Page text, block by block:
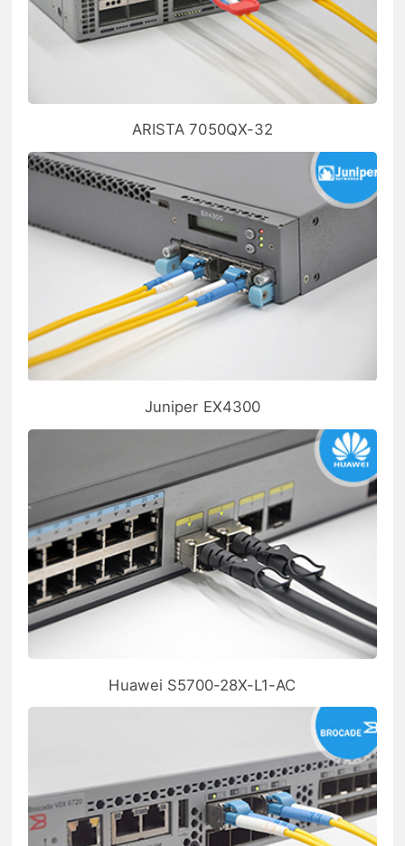
ARISTA 7050QX-32
Juniper EX4300
Huawei S5700-28X-L1-AC